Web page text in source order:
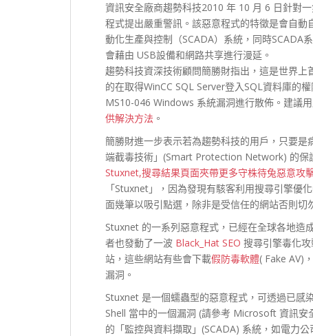
資訊安全廠商趨勢科技2010 年 10 月 6 日針對
程式提出嚴重警訊。該惡意程式的特徵是會自
動化生產與控制（SCADA）系統，同時SCADA
會藉由 USB設備和網路共享進行漫延。
趨勢科技資深技術顧問簡勝財指出，這是世界上
的在取得WinCC SQL Server登入SQL資料庫的
MS10-046 Windows 系統漏洞進行散佈。建議
供解決方法 。
簡勝財進一步表示若為趨勢科技的用戶，只要
端截毒技術」(Smart Protection Network) 的保
Stuxnet,搜尋結果頁面夾帶更多守株待兔惡意攻
「Stuxnet」，因為發現有駭客利用搜尋引擎優
面幾筆以吸引點選，除非是受信任的網站否則切
Stuxnet 的一系列惡意程式，已經在全球各地造
者也發動了一波 Black_Hat SEO 搜尋引擎毒化
站，這些網站有些會下載假防毒軟體( Fake AV)
漏洞。
Stuxnet 是一個蠕蟲型的惡意程式，可透過已感
Shell 當中的一個漏洞 (請參考 Microsoft 資訊
的「監控與資料擷取」(SCADA) 系統，如電力